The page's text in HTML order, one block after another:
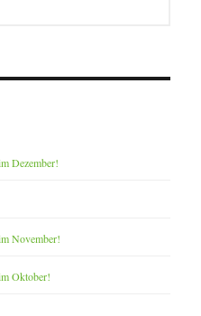
Dezember!
November!
Oktober!